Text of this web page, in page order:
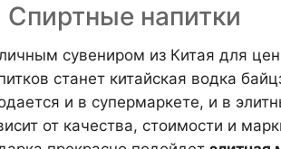
Cпиртные напитки
сувениром из Китая для
станет китайская водка
и в супермаркете, и в
от качества, стоимости и